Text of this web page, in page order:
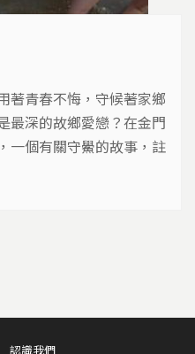
著青春不悔，守候著家鄉
最深的故鄉愛戀？在金門
一個有關守鱟的故事，註
認識我們